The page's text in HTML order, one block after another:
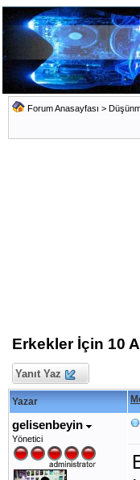
Forum Anasayfası >
Erkekler İçin 10
Yanıt Yaz
Yazar
gelisenbeyin
Yönetici